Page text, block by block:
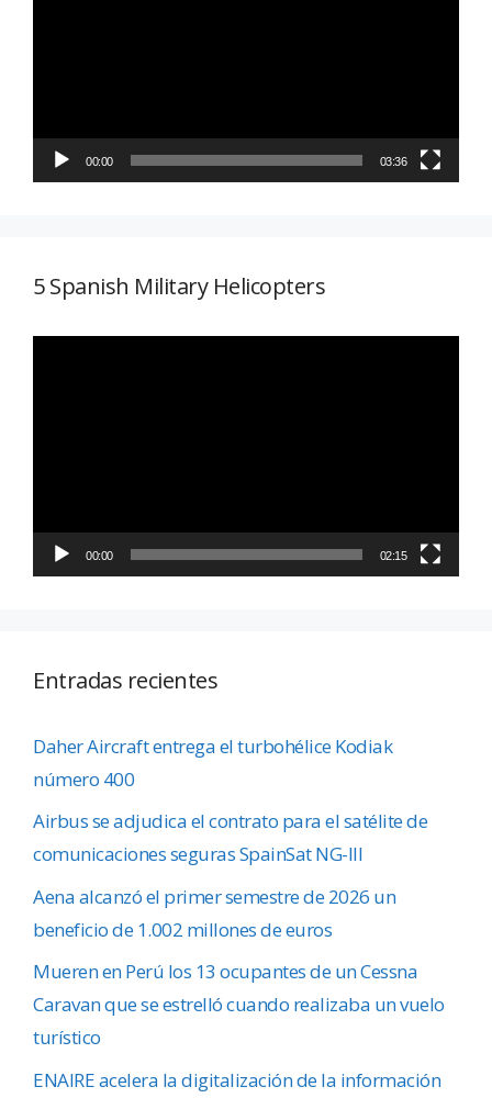
00:00 03:36
5 Spanish Military Helicopters
00:00 02:15
Entradas recientes
Daher Aircraft entrega el turbohélice Kodiak
número 400
Airbus se adjudica el contrato para el satélite de
comunicaciones seguras SpainSat NG-III
Aena alcanzó el primer semestre de 2026 un
beneficio de 1.002 millones de euros
Mueren en Perú los 13 ocupantes de un Cessna
Caravan que se estrelló cuando realizaba un vuelo
turístico
ENAIRE acelera la digitalización de la información